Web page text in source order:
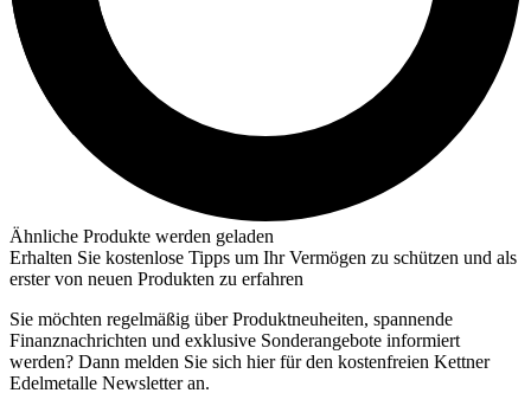
Ähnliche Produkte werden geladen
Erhalten Sie kostenlose Tipps um Ihr Vermögen zu schützen und als
erster von neuen Produkten zu erfahren
Sie möchten regelmäßig über Produktneuheiten, spannende
Finanznachrichten und exklusive Sonderangebote informiert
werden? Dann melden Sie sich hier für den kostenfreien Kettner
Edelmetalle Newsletter an.